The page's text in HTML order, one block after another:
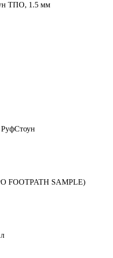
ТПО, 1.5 мм
FOOTPATH SAMPLE)